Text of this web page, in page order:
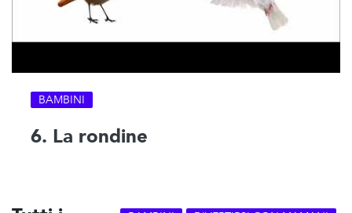
BAMBINI
6. La rondine